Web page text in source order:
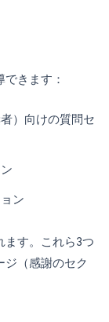
きます：
）向けの質問セ
ン
ます。これら3つ
ジ（感謝のセク